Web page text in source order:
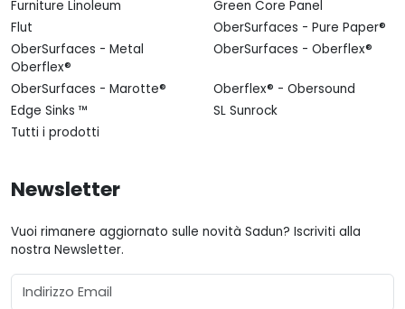
Furniture Linoleum
Green Core Panel
Flut
OberSurfaces - Pure Paper®
OberSurfaces - Metal
Oberflex®
OberSurfaces - Oberflex®
OberSurfaces - Marotte®
Oberflex® - Obersound
Edge Sinks ™
SL Sunrock
Tutti i prodotti
Newsletter
Vuoi rimanere aggiornato sulle novità Sadun? Iscriviti alla
nostra Newsletter.
Email